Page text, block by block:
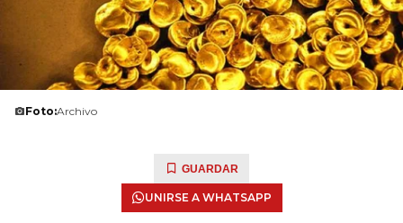
Foto:Archivo
GUARDAR
UNIRSE A WHATSAPP